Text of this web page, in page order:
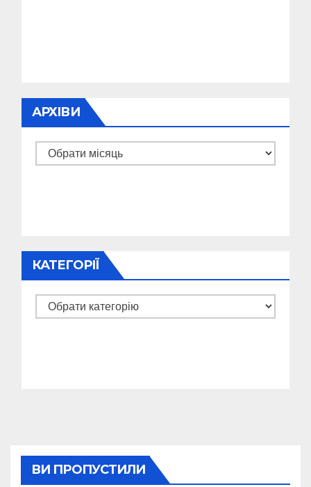
АРХІВИ
Архіви
КАТЕГОРІЇ
Категорії
ВИ ПРОПУСТИЛИ